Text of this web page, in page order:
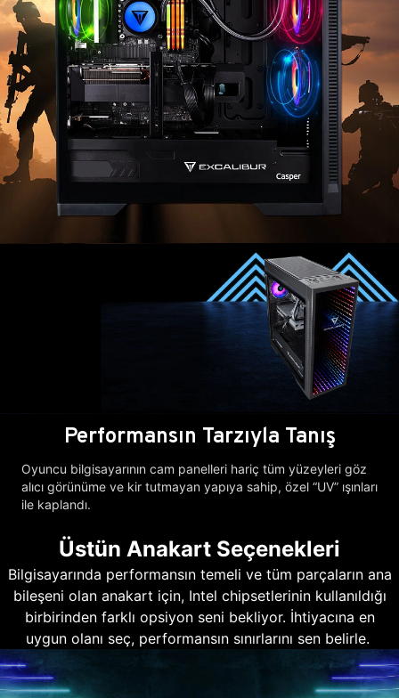
Performansın Tarzıyla Tanış
Oyuncu bilgisayarının cam panelleri hariç tüm yüzeyleri göz
alıcı görünüme ve kir tutmayan yapıya sahip, özel “UV” ışınları
ile kaplandı.
Üstün Anakart Seçenekleri
Bilgisayarında performansın temeli ve tüm parçaların ana
bileşeni olan anakart için, Intel chipsetlerinin kullanıldığı
birbirinden farklı opsiyon seni bekliyor. İhtiyacına en
uygun olanı seç, performansın sınırlarını sen belirle.